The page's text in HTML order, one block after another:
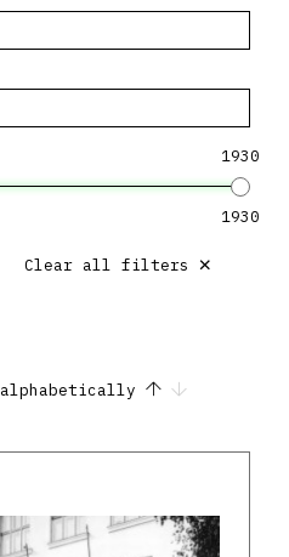
1930
1930
Clear all filters ×
alphabetically